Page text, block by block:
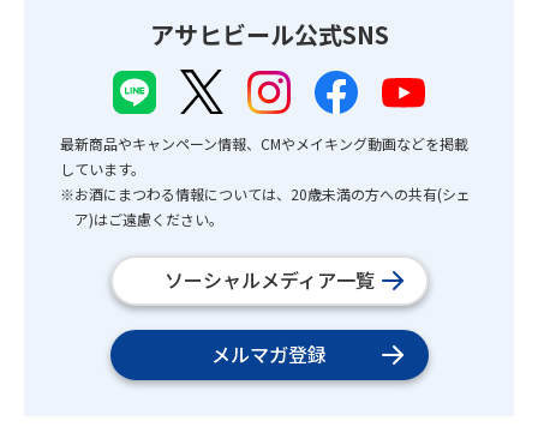
アサヒビール公式SNS
最新商品やキャンペーン情報、CMやメイキング動画などを掲載
しています。
※お酒にまつわる情報については、20歳未満の方への共有(シェ
ア)はご遠慮ください。
ソーシャルメディア一覧
メルマガ登録